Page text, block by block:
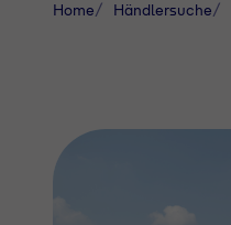
Home Händlersuche